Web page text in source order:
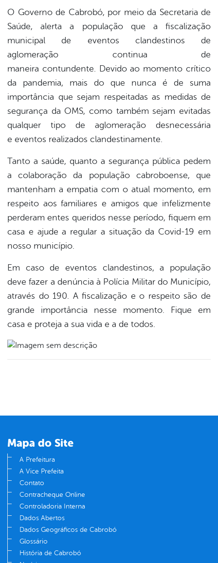
O Governo de Cabrobó, por meio da Secretaria de
Saúde, alerta a população que a fiscalização
municipal de eventos clandestinos de
aglomeração continua de
maneira contundente. Devido ao momento crítico
da pandemia, mais do que nunca é de suma
importância que sejam respeitadas as medidas de
segurança da OMS, como também sejam evitadas
qualquer tipo de aglomeração desnecessária
e eventos realizados clandestinamente.
Tanto a saúde, quanto a segurança pública pedem
a colaboração da população cabroboense, que
mantenham a empatia com o atual momento, em
respeito aos familiares e amigos que infelizmente
perderam entes queridos nesse período, fiquem em
casa e ajude a regular a situação da Covid-19 em
nosso município.
Em caso de eventos clandestinos, a população
deve fazer a denúncia à Polícia Militar do Município,
através do 190. A fiscalização e o respeito são de
grande importância nesse momento. Fique em
casa e proteja a sua vida e a de todos.
Mapa do Site
A Prefeitura
A Vice Prefeita
Contato
Contracheque Online
Controladoria Interna
Dados Abertos
Dados Geográficos de Cabrobó
Glossário
História de Cabrobó